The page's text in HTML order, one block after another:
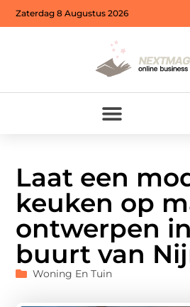
Zaterdag 8 Augustus 2026
Laat een
keuken op
ontwerpen
buurt van
Woning En Tuin